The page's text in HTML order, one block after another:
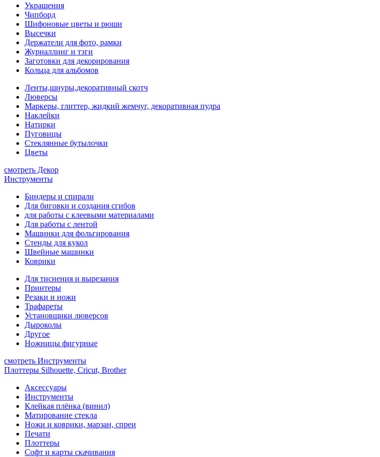
Украшения
Чипборд
Шифоновые цветы и рюши
Высечки
Держатели для фото, рамки
Журналлинг и тэги
Заготовки для декорирования
Кольца для альбомов
Ленты,шнуры,декоративный скотч
Люверсы
Маркеры, глиттер, жидкий жемчуг, декоративная пудра
Наклейки
Натирки
Пуговицы
Стеклянные бутылочки
Цветы
смотреть Декор
Инструменты
Биндеры и спирали
Для биговки и создания сгибов
для работы с клеевыми материалами
Для работы с лентой
Машинки для фольгирования
Стенды для кукол
Швейные машинки
Коврики
Для тиснения и вырезания
Принтеры
Резаки и ножи
Трафареты
Установщики люверсов
Дыроколы
Другое
Ножницы фигурные
смотреть Инструменты
Плоттеры Silhouette, Cricut, Brother
Аксессуары
Инструменты
Клейкая плёнка (винил)
Матирование стекла
Ножи и коврики, марзан, спреи
Печати
Плоттеры
Софт и карты скачивания